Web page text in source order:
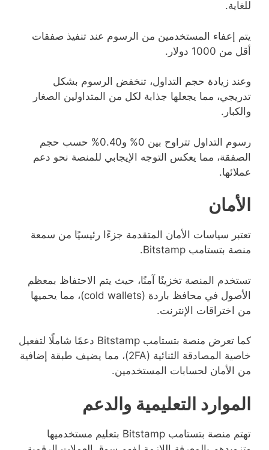
للغاية.
يتم إعفاء المستخدمين من الرسوم عند تنفيذ صفقات
أقل من 1000 دولار.
وعند زيادة حجم التداول، تنخفض الرسوم بشكل
تدريجي، مما يجعلها جذابة لكل من المتداولين الصغار
والكبار.
رسوم التداول تتراوح بين 0% و0.40% حسب حجم
الصفقة، مما يعكس التوجه الإيجابي للمنصة نحو دعم
عملائها.
الأمان
تعتبر سياسات الأمان المتقدمة جزءًا رئيسيًا من سمعة
منصة بتستامب Bitstamp.
تستخدم المنصة تخزينًا آمنًا، حيث يتم الاحتفاظ بمعظم
الأصول في محافظ باردة (cold wallets)، مما يحميها
من اختراقات الإنترنت.
كما تعرض منصة بتستامب Bitstamp دعمًا شاملًا لتفعيل
خاصية المصادقة الثنائية (2FA)، مما يضيف طبقة إضافية
من الأمان لحسابات المستخدمين.
الموارد التعليمية والدعم
تهتم منصة بتستامب Bitstamp بتعليم مستخدميها